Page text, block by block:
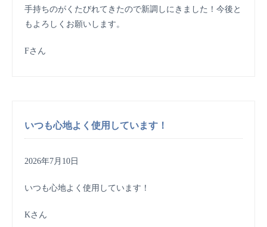
手持ちのがくたびれてきたので新調しにきました！今後と
もよろしくお願いします。
Fさん
いつも心地よく使用しています！
2026年7月10日
いつも心地よく使用しています！
Kさん